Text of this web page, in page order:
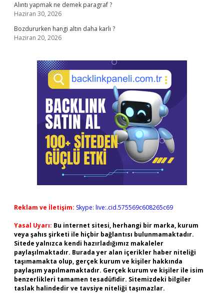
Alıntı yapmak ne demek paragraf ?
Haziran 30, 2026
Bozdururken hangi altın daha karlı ?
Haziran 20, 2026
Reklam ve İletişim: Skype: live:.cid.575569c608265c69
Yasal Uyarı: Bu internet sitesi, herhangi bir marka, kurum
veya şahıs şirketi ile hiçbir bağlantısı bulunmamaktadır.
Sitede yalnızca kendi hazırladığımız makaleler
paylaşılmaktadır. Burada yer alan içerikler haber niteliği
taşımamakta olup, gerçek kurum ve kişiler hakkında
paylaşım yapılmamaktadır. Gerçek kurum ve kişiler ile isim
benzerlikleri tamamen tesadüfidir. Sitemizdeki bilgiler
taslak halindedir ve tavsiye niteliği taşımazlar.